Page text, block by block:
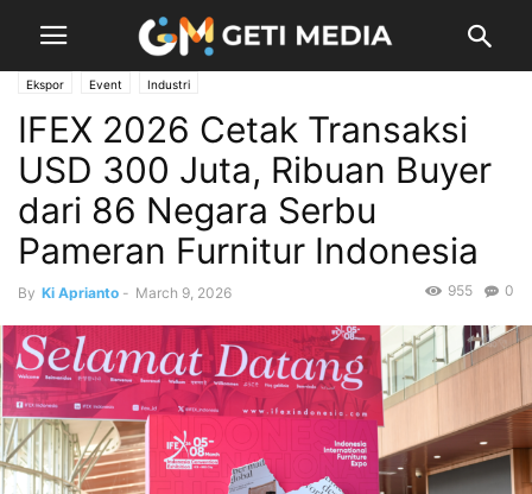
Ekspor Event Industri
IFEX 2026 Cetak Transaksi
USD 300 Juta, Ribuan Buyer
dari 86 Negara Serbu
Pameran Furnitur Indonesia
By Ki Aprianto - March 9, 2026 0
955